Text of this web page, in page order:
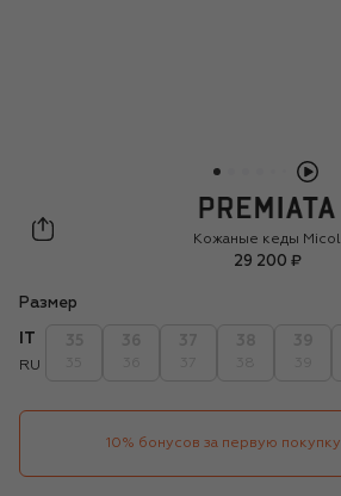
Premiata
Кожаные кеды Micol
29 200 ₽
Размер
RU
10% бонусов за первую покупку